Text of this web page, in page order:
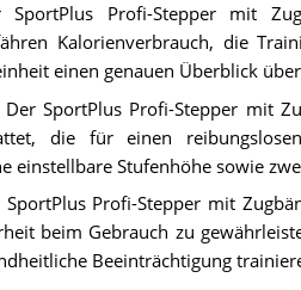
SportPlus Profi-Stepper mit
Kalorienverbrauch, die
einen genauen Überblick
Der SportPlus Profi-Stepper mit
die für einen
einstellbare Stufenhöhe sowie
SportPlus Profi-Stepper mit
beim Gebrauch zu
Beeinträchtigung